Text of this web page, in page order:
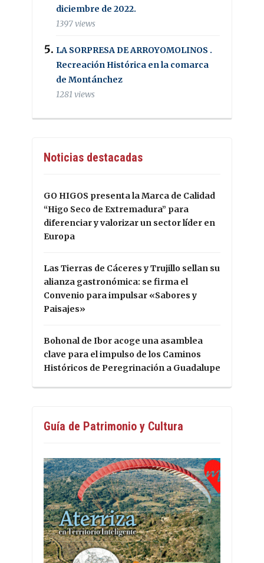
diciembre de 2022.
1397 views
LA SORPRESA DE ARROYOMOLINOS .
Recreación Histórica en la comarca
de Montánchez
1281 views
Noticias destacadas
GO HIGOS presenta la Marca de Calidad
“Higo Seco de Extremadura” para
diferenciar y valorizar un sector líder en
Europa
Las Tierras de Cáceres y Trujillo sellan su
alianza gastronómica: se firma el
Convenio para impulsar «Sabores y
Paisajes»
Bohonal de Ibor acoge una asamblea
clave para el impulso de los Caminos
Históricos de Peregrinación a Guadalupe
Guía de Patrimonio y Cultura